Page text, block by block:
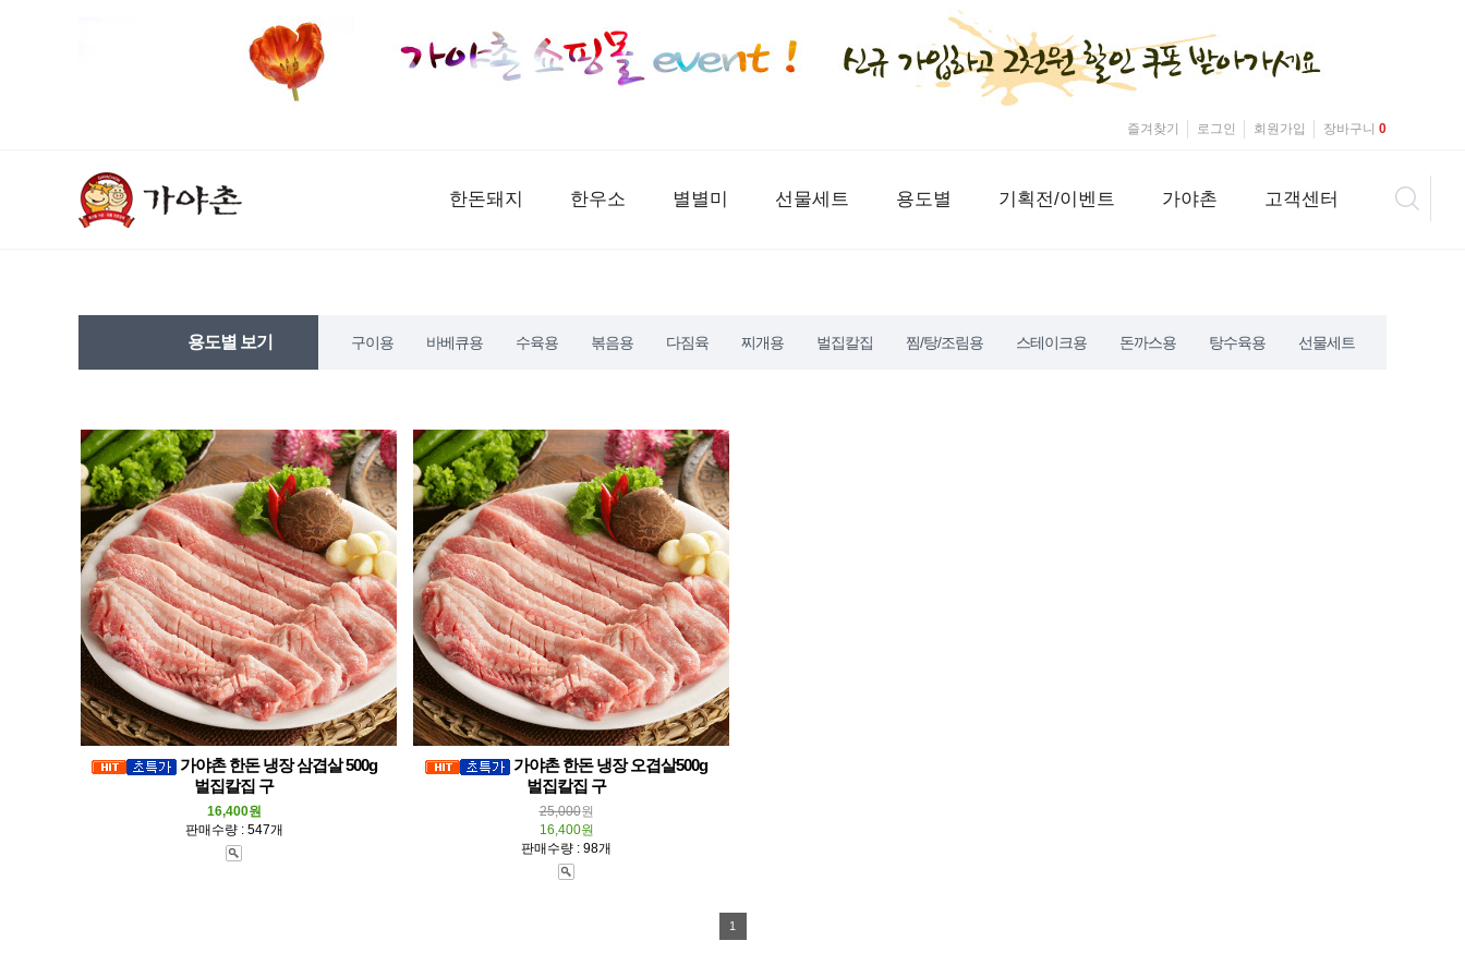
즐겨찾기 로그인 회원가입 장바구니 0
한돈돼지 한우소 별별미 선물세트 용도별 기획전/이벤트 가야촌 고객센터
용도별 보기 구이용 바베큐용 수육용 볶음용 다짐육 찌개용 벌집칼집 찜/탕/조림용 스테이크용 돈까스용 탕수육용 선물세트
가야촌 한돈 냉장 삼겹살 500g
벌집칼집 구
16,400원
판매수량 : 547개
가야촌 한돈 냉장 오겹살500g
벌집칼집 구
25,000원
16,400원
판매수량 : 98개
1